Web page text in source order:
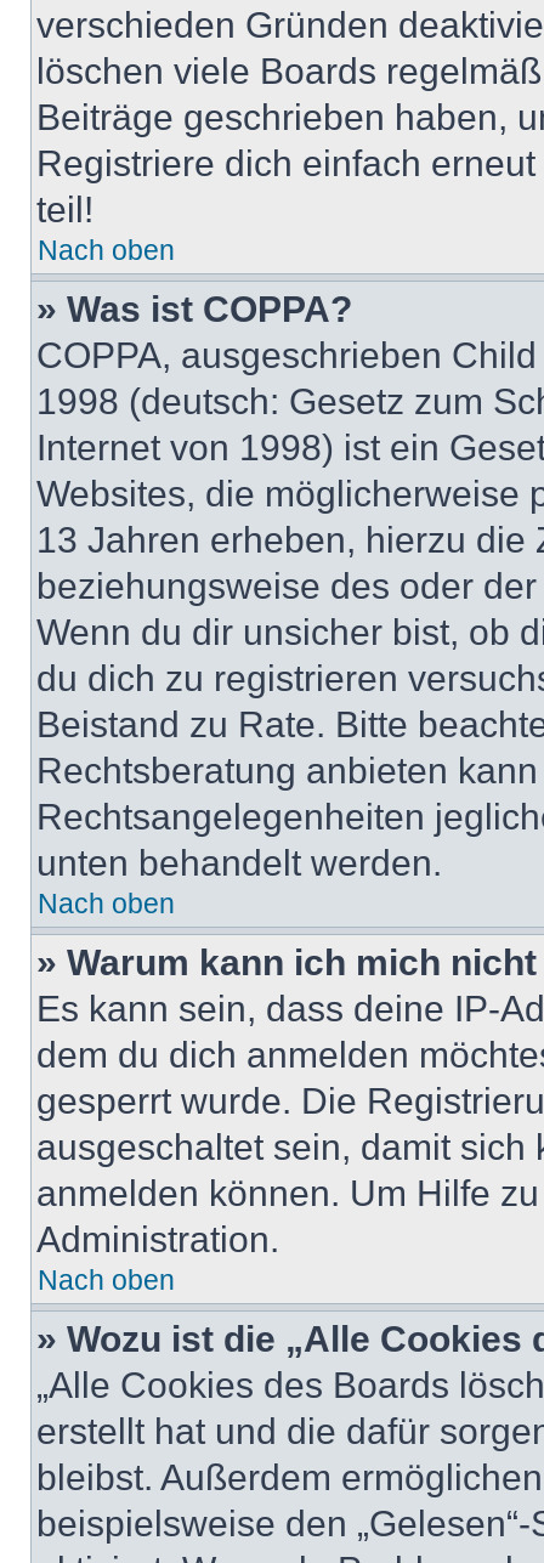
verschieden Gründen
löschen viele Boards
Beiträge geschrieben haben,
Registriere dich einfach
teil!
Nach oben
» Was ist COPPA?
COPPA, ausgeschrieben
1998 (deutsch: Gesetz zum
Internet von 1998) ist ein
Websites, die möglicherweise
13 Jahren erheben, hierzu die
beziehungsweise des oder
Wenn du dir unsicher bist, ob
du dich zu registrieren
Beistand zu Rate. Bitte
Rechtsberatung anbieten
Rechtsangelegenheiten
unten behandelt werden.
Nach oben
» Warum kann ich mich
Es kann sein, dass deine IP-
dem du dich anmelden
gesperrt wurde. Die
ausgeschaltet sein, damit
anmelden können. Um Hilfe
Administration.
Nach oben
» Wozu ist die „Alle
„Alle Cookies des Boards
erstellt hat und die dafür
bleibst. Außerdem
beispielsweise den